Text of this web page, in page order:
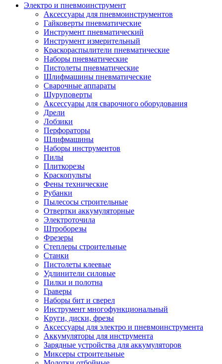
Инструмент ручной
Лопаты
Садово-посадочные инструменты
Садовые ножницы
Садовые пилы и ножи
Секаторы и сучкорезы
Топоры
Баллоны газовые
Мангалы и коптильни
Мебель для сада
Ножницы по металлу
Тележки садовые
Автомобильная техника
Автозвук
Автомагнитолы
Колонки
Усилители
Модуляторы fm
Аксессуары
Электроника
Видеорегистраторы
Радар-детекторы
Парковочные радары
Навигаторы и аксессуары
Навигаторы
Камеры заднего вида
Автомобильные антенны
Сигнализации автомобильные
Телевизоры и мониторы автомобильные
Аксессуары
Автолампы
Автомобильные провода, кабели,
Автомобильный инструмент
Автохимия
Аккумуляторы, зарядные устройства,
Электро и пневмоинструмент
Аксессуары для пневмоинструментов
Гайковерты пневматические
Инструмент пневматический
Инструмент измерительный
Краскораспылители пневматические
Наборы пневматические
Пистолеты пневматические
Шлифмашины пневматические
Сварочные аппараты
Шуруповерты
Аксессуары для сварочного оборудования
Дрели
Лобзики
Перфораторы
Шлифмашины
Наборы инструментов
Пилы
Плиткорезы
Краскопульты
Фены технические
Рубанки
Пылесосы строительные
Отвертки аккумуляторные
Электроточила
Штроборезы
Фрезеры
Степлеры строительные
Станки
Пистолеты клеевые
Удлинители силовые
Пилки и полотна
Граверы
Наборы бит и сверел
Инструмент многофункциональный
Круги, диски, фрезы
Аксессуары для электро и пневмоинструмента
Аккумуляторы для инструмента
Зарядные устройства для аккумуляторов
Миксеры строительные